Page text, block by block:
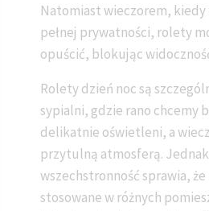
Natomiast wieczorem, kiedy
pełnej prywatności, rolety
opuścić, blokując
Rolety dzień noc są
sypialni, gdzie rano chcemy
delikatnie oświetleni, a
przytulną atmosferą.
wszechstronność sprawia,
stosowane w różnych